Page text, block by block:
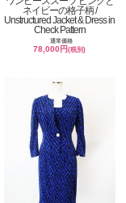
ネイビーの格子柄 /
Unstructured Jacket & Dress in
Check Pattern
通常価格
78,000円(税別)